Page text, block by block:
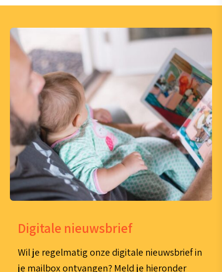
Digitale nieuwsbrief
Wil je regelmatig onze digitale nieuwsbrief in
je mailbox ontvangen? Meld je hieronder